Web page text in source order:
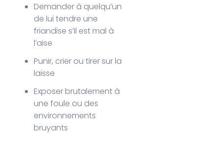
Demander à quelqu’un
de lui tendre une
friandise s’il est mal à
l’aise
Punir, crier ou tirer sur la
laisse
Exposer brutalement à
une foule ou des
environnements
bruyants